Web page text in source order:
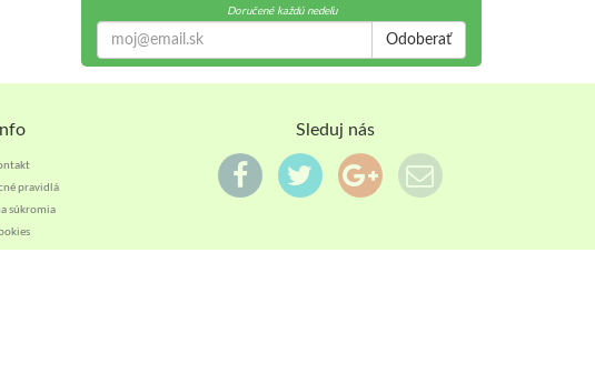
Doručené každú nedeľu
Odoberať
Info
pravidlá
súkromia
Sleduj nás